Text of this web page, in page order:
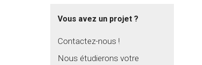
Vous avez un projet ?
Contactez-nous !
Nous étudierons votre